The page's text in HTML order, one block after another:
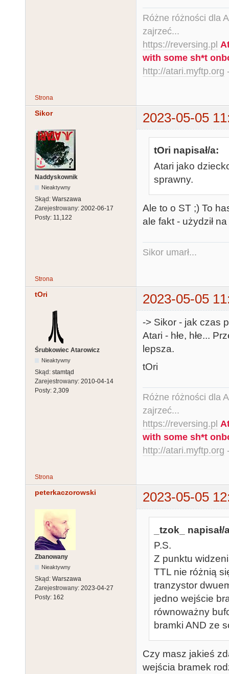
Różne różności dla
zajrzeć...
https://reversing.pl
with some sh*t
http://atari.myftp.org
Strona
Sikor 2023-05-05
Naddyskownik
Nieaktywny
Skąd: Warszawa
Zarejestrowany: 2002-06-17
Posty: 11,122
tOri napisał/a:
Atari jako
sprawny.
Ale to o ST ;) To
ale fakt - użydził
Sikor umarł...
Strona
tOri 2023-05-05
Śrubkowiec Atarowicz
Nieaktywny
Skąd: stamtąd
Zarejestrowany: 2010-04-14
Posty: 2,309
-> Sikor - jak czas
Atari - hłe, hłe...
lepsza.
tOri
Różne różności dla
zajrzeć...
https://reversing.pl
with some sh*t
http://atari.myftp.org
Strona
peterkaczorowski 2023-05-05
Zbanowany
Nieaktywny
Skąd: Warszawa
Zarejestrowany: 2023-04-27
Posty: 162
_tzok_ napisał/
P.S.
Z punktu
TTL nie różnią
tranzystor
jedno wejście
równoważny
bramki AND ze
Czy masz jakieś
wejścia bramek